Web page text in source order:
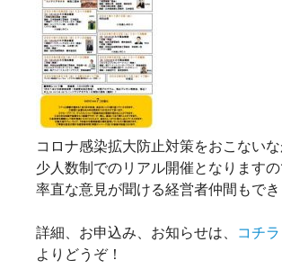
コロナ感染拡大防止対策をおこない
少人数制でのリアル開催となりますの
率直な意見が聞ける経営者仲間もで
詳細、お申込み、お知らせは、 コチラ
よりどうぞ！